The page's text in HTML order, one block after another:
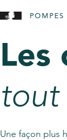
Rapatriement
Pierre
AssistGPT
Nos
Les
tout
Une façon plus